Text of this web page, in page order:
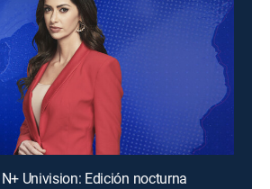
Univision: Edición nocturna